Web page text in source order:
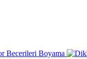
Becerileri Boyama